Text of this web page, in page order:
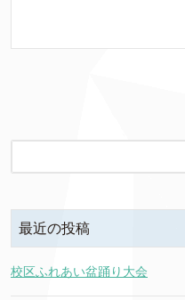
最近の投稿
校区ふれあい盆踊り大会